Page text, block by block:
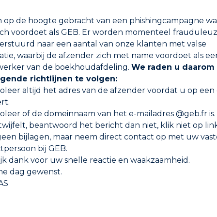
Kenmerken Onderdelen Labels en
dampen die het roet, de zwavelafzettingen en het
beschermt de materialen tegen corrosie en
en gemengd.
voorkeur gegeven aan een schoorsteenveegpoeder
van 40 – 50°C te bereiken. De brander uitzetten.
op de hoogte gebracht van een phishingcampagne
voordoet als GEB. Er worden momenteel
naar een aantal van onze klanten met valse
waarbij de afzender zich met name voordoet als
van de boekhoudafdeling. We raden u daarom
richtlijnen te volgen:
altijd het adres van de afzender voordat u op een
of de domeinnaam van het e-mailadres @geb.fr is.
twijfelt, beantwoord het bericht dan niet, klik niet op
bijlagen, maar neem direct contact op met uw
bij GEB.
dank voor uw snelle reactie en waakzaamheid.
dag gewenst.